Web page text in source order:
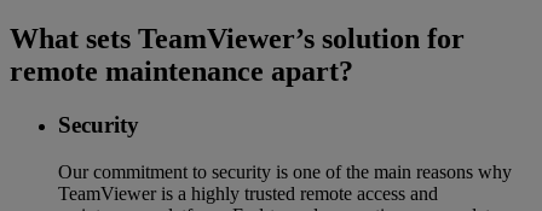
What sets TeamViewer’s solution for
remote maintenance apart?
Security
Our commitment to security is one of the main reasons why
TeamViewer is a highly trusted remote access and